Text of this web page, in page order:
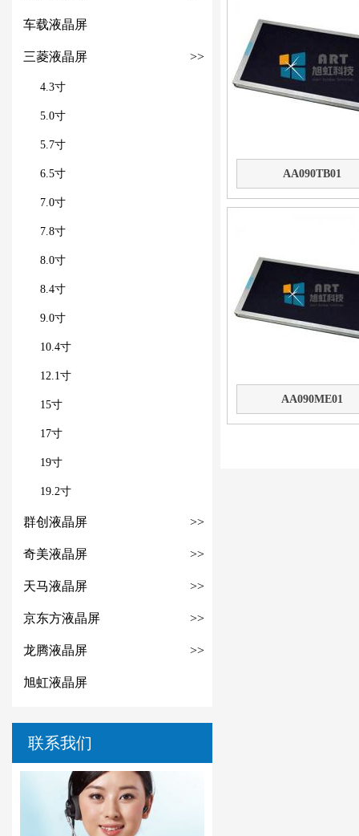
车载液晶屏
三菱液晶屏 >>
4.3寸
5.0寸
5.7寸
6.5寸
7.0寸
7.8寸
8.0寸
8.4寸
9.0寸
10.4寸
12.1寸
15寸
17寸
19寸
19.2寸
群创液晶屏 >>
奇美液晶屏 >>
天马液晶屏 >>
京东方液晶屏 >>
龙腾液晶屏 >>
旭虹液晶屏
联系我们
AA090TB01
AA090ME01